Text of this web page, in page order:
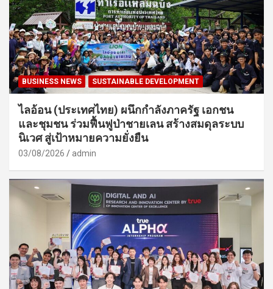
BUSINESS NEWS SUSTAINABLE DEVELOPMENT
ไลอ้อน (ประเทศไทย) ผนึกกำลังภาครัฐ เอกชน
และชุมชน ร่วมฟื้นฟูป่าชายเลน สร้างสมดุลระบบ
นิเวศ สู่เป้าหมายความยั่งยืน
03/08/2026 admin